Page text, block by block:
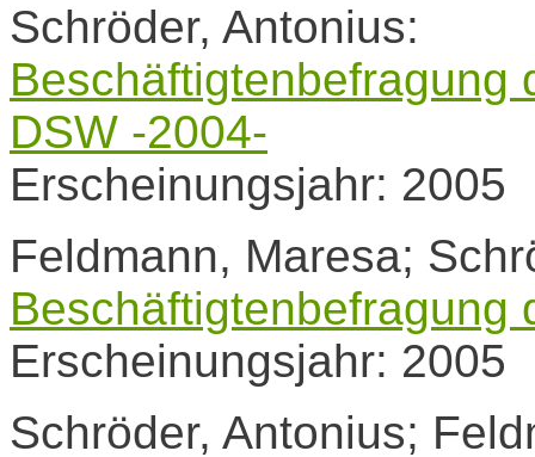
Schröder, Antonius:
Beschäftigtenbefragung
DSW -2004-
Erscheinungsjahr: 2005
Feldmann, Maresa;
Beschäftigtenbefragung
Erscheinungsjahr: 2005
Schröder, Antonius;